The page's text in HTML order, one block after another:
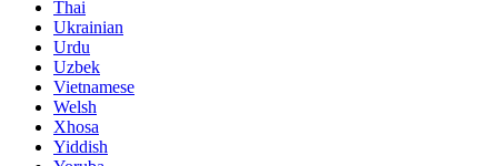
Thai
Ukrainian
Urdu
Uzbek
Vietnamese
Welsh
Xhosa
Yiddish